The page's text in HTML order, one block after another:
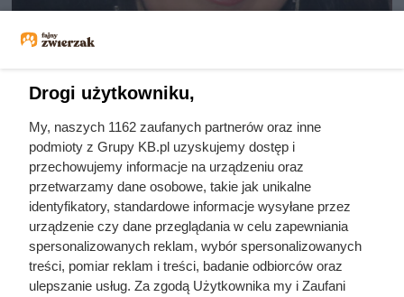
Zwabił ją do auta podstępem, a
potem postawił potworne
ultimatum. Kulisy tragedii, która
wstrząsnęła Polską
Drogi użytkowniku,
My, naszych 1162 zaufanych partnerów oraz inne
podmioty z Grupy KB.pl uzyskujemy dostęp i
przechowujemy informacje na urządzeniu oraz
przetwarzamy dane osobowe, takie jak unikalne
identyfikatory, standardowe informacje wysyłane przez
urządzenie czy dane przeglądania w celu zapewniania
spersonalizowanych reklam, wybór spersonalizowanych
treści, pomiar reklam i treści, badanie odbiorców oraz
ulepszanie usług. Za zgodą Użytkownika my i Zaufani